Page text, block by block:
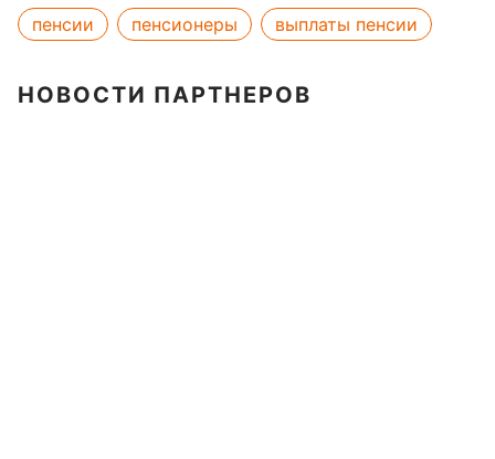
пенсии пенсионеры выплаты пенсии
НОВОСТИ ПАРТНЕРОВ